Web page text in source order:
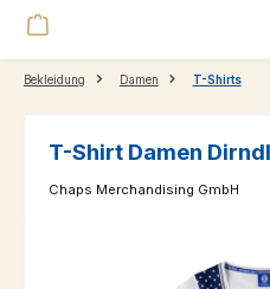
Bekleidung Damen T-Shirts
T-Shirt Damen Dirndl
Chaps Merchandising GmbH